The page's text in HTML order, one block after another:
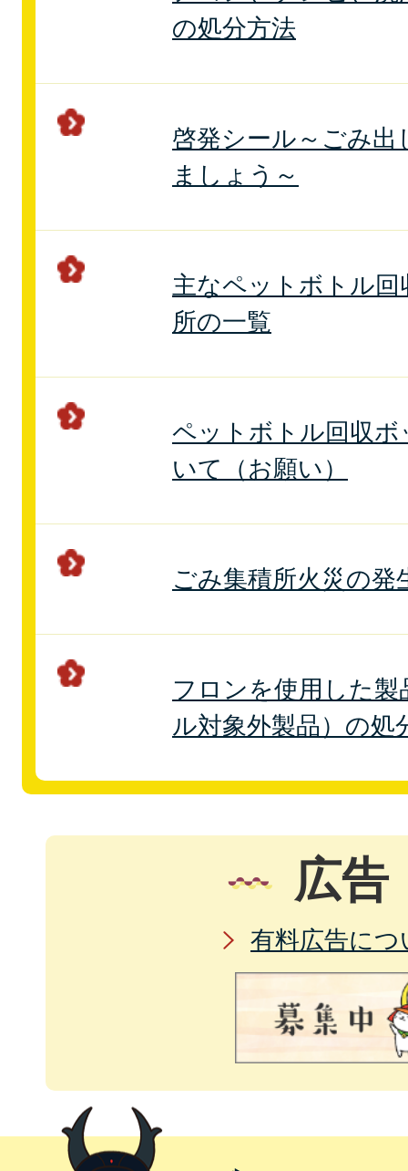
の処分方法
啓発シール～ごみ
ましょう～
主なペットボトル
所の一覧
ペットボトル回収
いて（お願い）
ごみ集積所火災の発
フロンを使用した
ル対象外製品）の処
広告
有料広告につ